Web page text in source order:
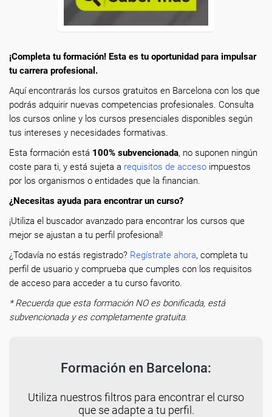
¡Completa tu formación! Esta es tu oportunidad para impulsar
tu carrera profesional.
Aquí encontrarás los cursos gratuitos en Barcelona con los que
podrás adquirir nuevas competencias profesionales. Consulta
los cursos online y los cursos presenciales disponibles según
tus intereses y necesidades formativas.
Esta formación está 100% subvencionada, no suponen ningún
coste para ti, y está sujeta a requisitos de acceso impuestos
por los organismos o entidades que la financian.
¿Necesitas ayuda para encontrar un curso?
¡Utiliza el buscador avanzado para encontrar los cursos que
mejor se ajustan a tu perfil profesional!
¿Todavía no estás registrado? Regístrate ahora, completa tu
perfil de usuario y comprueba que cumples con los requisitos
de acceso para acceder a tu curso favorito.
* Recuerda que esta formación NO es bonificada, está
subvencionada y es completamente gratuita.
Formación en Barcelona:
Utiliza nuestros filtros para encontrar el curso
que se adapte a tu perfil.